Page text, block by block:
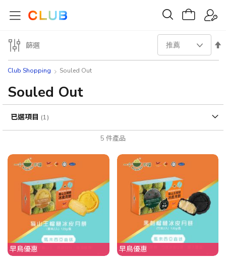
Club Shopping Souled Out
Souled Out
5 件產品
設
序
方
早鳥優惠
早鳥優惠
篩選
已選項目